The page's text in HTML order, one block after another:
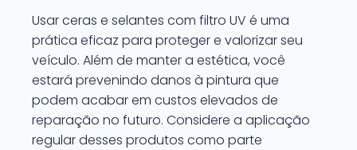
Usar ceras e selantes com filtro UV é uma
prática eficaz para proteger e valorizar seu
veículo. Além de manter a estética, você
estará prevenindo danos à pintura que
podem acabar em custos elevados de
reparação no futuro. Considere a aplicação
regular desses produtos como parte